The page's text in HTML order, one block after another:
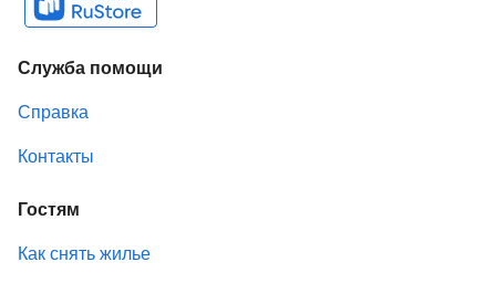
Служба помощи
Справка
Контакты
Гостям
Как снять жилье